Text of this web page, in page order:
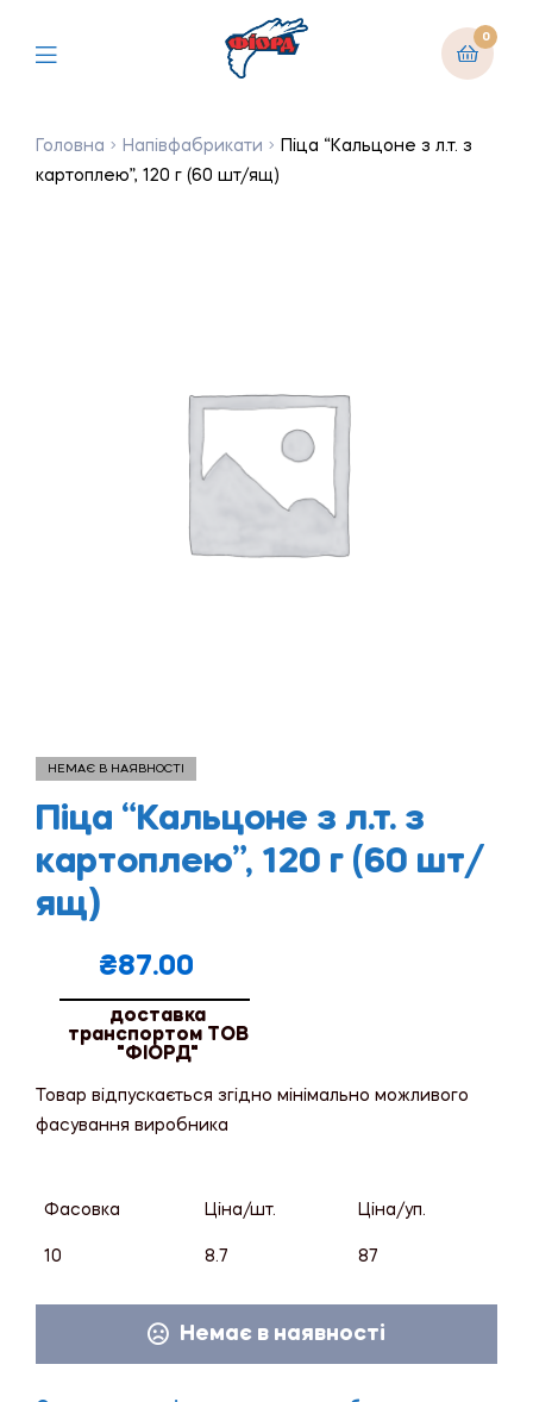
0
Головна Напівфабрикати
Піца “Кальцоне з л.т. з
картоплею”, 120 г (60 шт/ящ)
НЕМАЄ В НАЯВНОСТІ
Піца “Кальцоне з л.т. з
картоплею”, 120 г (60 шт/
ящ)
₴87.00
доставка
транспортом ТОВ
"ФІОРД"
Товар відпускається згідно мінімально можливого
фасування виробника
Фасовка Ціна/шт. Ціна/уп.
10 8.7 87
Немає в наявності